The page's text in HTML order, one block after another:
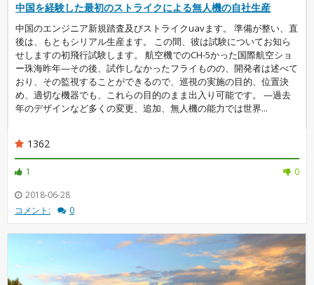
中国を経験した最初のストライクによる無人機の自社生産
中国のエンジニア新規踏査及びストライクuavます。 準備が整い、直
後は、もともシリアル生産ます。 この間、彼は試験についてお知ら
せしますの初飛行試験します。 航空機でのCH-5かった国際航空ショ
ー珠海昨年—その後、試作しなかったフライものの、開発者は述べて
おり、その監視することができるので、巡視の実施の目的、位置決
め、適切な機器でも、これらの目的のまま出入り可能です。 —過去
年のデザインなど多くの変更、追加、無人機の能力では世界...
1362
1
0
2018-06-28
コメント:
0